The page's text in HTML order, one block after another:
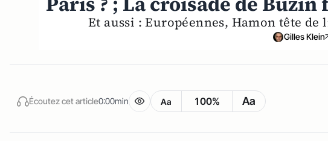
Et aussi : Européennes, Hamon tête
Gilles Klein
Écoutez cet article0:00min Aa 100% Aa